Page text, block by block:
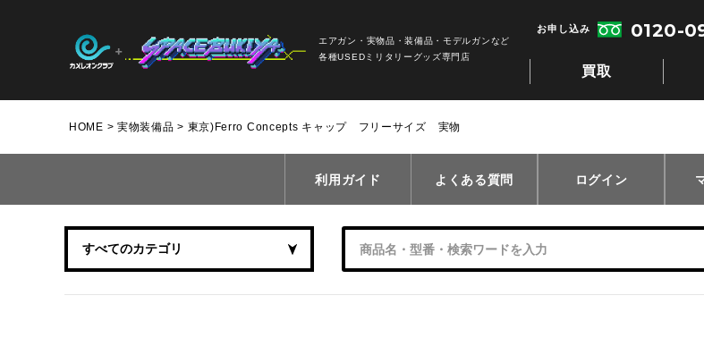
エアガン・実物品・装備品・モデルガンなど
各種USEDミリタリーグッズ専門店
買取
お申し込み 0120-
HOME 実物装備品 東京)Ferro Concepts キャップ フリーサイズ 実物
利用ガイド よくある質問 ログイン